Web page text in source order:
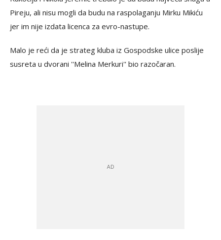
Pireju, ali nisu mogli da budu na raspolaganju Mirku Mikiću
jer im nije izdata licenca za evro-nastupe.
Malo je reći da je strateg kluba iz Gospodske ulice poslije
susreta u dvorani ''Melina Merkuri'' bio razočaran.